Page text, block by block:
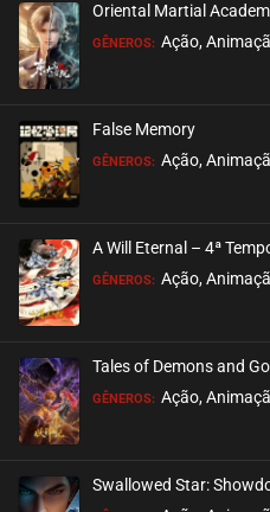
EPISÓDIO 20
setembro 17, 2020
EPISÓDIO 19
setembro 17, 2020
EPISÓDIO 18
setembro 17, 2020
EPISÓDIO 17
setembro 01, 2020
Oriental Martial
GÊNEROS: Ação,
False Memory
GÊNEROS: Ação,
A Will Eternal – 4ª
GÊNEROS: Ação,
Tales of Demons and
GÊNEROS: Ação,
Swallowed Star: